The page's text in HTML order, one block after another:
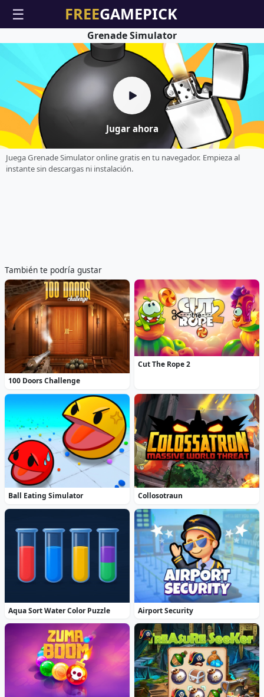
☰
Jugar ahora
Grenade Simulator
Juega Grenade Simulator online gratis en tu navegador. Empieza al
instante sin descargas ni instalación.
También te podría gustar
100 Doors Challenge
Cut The Rope 2
Ball Eating Simulator Collosotraun
Aqua Sort Water Color Puzzle Airport Security